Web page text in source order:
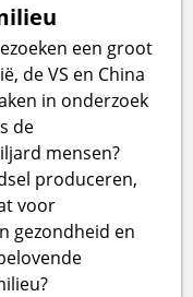
een groot
de VS en China
in onderzoek
de
mensen?
produceren,
voor
gezondheid en